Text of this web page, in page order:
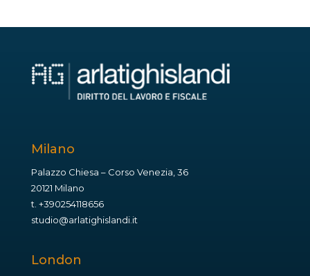
Milano
Palazzo Chiesa – Corso Venezia, 36
20121 Milano
t. +390254118656
studio@arlatighislandi.it
London